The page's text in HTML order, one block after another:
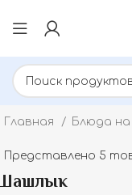
Главная Блюда
Представлено 5